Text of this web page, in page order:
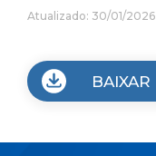
Atualizado: 30/01/2026
BAIXAR